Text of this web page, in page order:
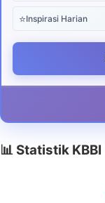
⭐Inspirasi Harian
📊 Statistik KBBI